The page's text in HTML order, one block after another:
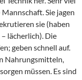
Sie jagen
sie (haben
lächerlich). Die
geben schnell auf.
Nahrungsmitteln,
müssen. Es sind